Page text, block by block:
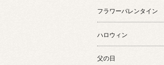
フラワーバレンタイン
ハロウィン
父の日